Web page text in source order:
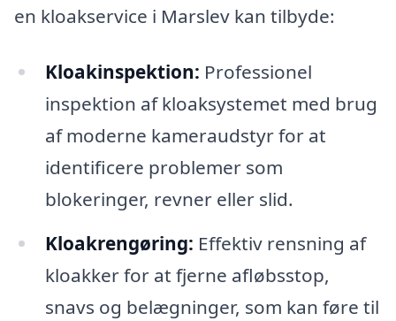
en kloakservice i Marslev kan tilbyde:
Kloakinspektion: Professionel
inspektion af kloaksystemet med brug
af moderne kameraudstyr for at
identificere problemer som
blokeringer, revner eller slid.
Kloakrengøring: Effektiv rensning af
kloakker for at fjerne afløbsstop,
snavs og belægninger, som kan føre til